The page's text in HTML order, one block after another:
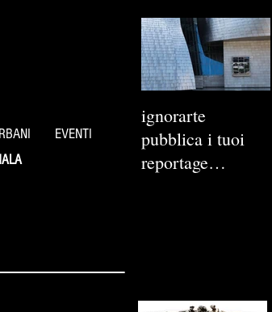
EVENTI
ignorarte
pubblica i tuoi
reportage